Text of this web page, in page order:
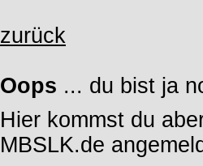
zurück
Oops ... du bist ja
Hier kommst du
MBSLK.de